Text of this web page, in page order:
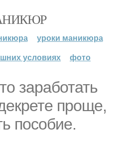
уроки маникюра
условиях
фото
заработать
проще,
пособие.